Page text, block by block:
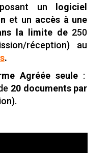
un
logiciel
et un accès à une
la limite de250
réception) au
.
Agréée seule :
20 documents par